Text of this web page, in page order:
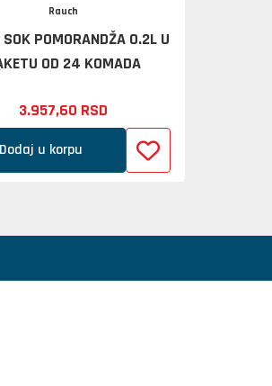
Rauch
SOK POMORANDŽA 0.2L U
OD 24 KOMADA
3.957,60 RSD
Dodaj u korpu